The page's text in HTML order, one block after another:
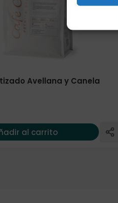
Avellana y Canela
al carrito